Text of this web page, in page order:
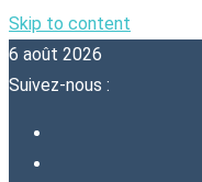
Skip to content
6 août 2026
Suivez-nous :